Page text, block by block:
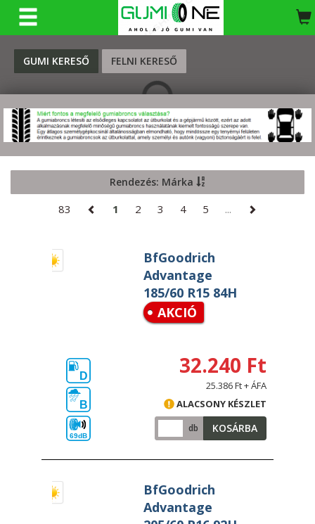
GUMI KERESŐ FELNI KERESŐ
KERESÉS
Rendezés: Márka
83 1 2 3 4 5 ...
BfGoodrich
Advantage
185/60 R15 84H
AKCIÓ
D
B
69dB
32.240 Ft
25.386 Ft + ÁFA
ALACSONY KÉSZLET
db KOSÁRBA
BfGoodrich
Advantage